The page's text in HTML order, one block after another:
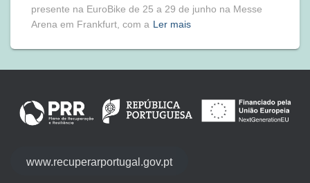
presente na EuroBike de 25 a 29 de junho na Messe
Arena em Frankfurt, com a Ler mais
www.recuperarportugal.gov.pt